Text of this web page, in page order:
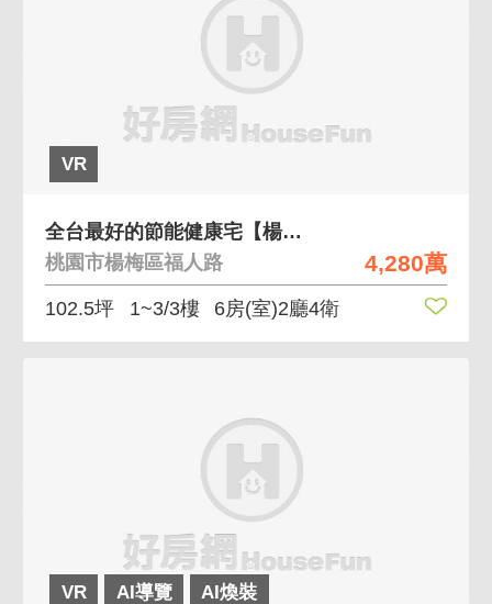
VR
4,280萬
全台最好的節能健康宅【楊梅福人居Ｂ】頂級電梯別墅
桃園市楊梅區福人路
102.5坪 1~3/3樓 6房(室)2廳4衛
VR AI導覽 AI煥裝